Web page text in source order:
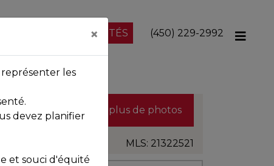
NOS PROPRIÉTÉS (450) 229-2992
Voir plus de photos
MLS: 21322521
×
les
devez planifier
et souci d'équité